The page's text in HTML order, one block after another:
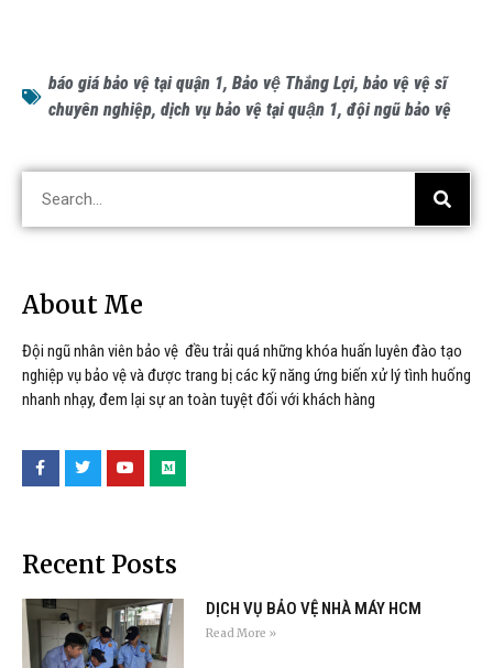
báo giá bảo vệ tại quận 1, Bảo vệ Thắng Lợi, bảo vệ vệ sĩ
chuyên nghiệp, dịch vụ bảo vệ tại quận 1, đội ngũ bảo vệ
About Me
Đội ngũ nhân viên bảo vệ đều trải quá những khóa huấn luyên đào tạo
nghiệp vụ bảo vệ và được trang bị các kỹ năng ứng biến xử lý tình huống
nhanh nhạy, đem lại sự an toàn tuyệt đối với khách hàng
Recent Posts
DỊCH VỤ BẢO VỆ NHÀ MÁY HCM
Read More »